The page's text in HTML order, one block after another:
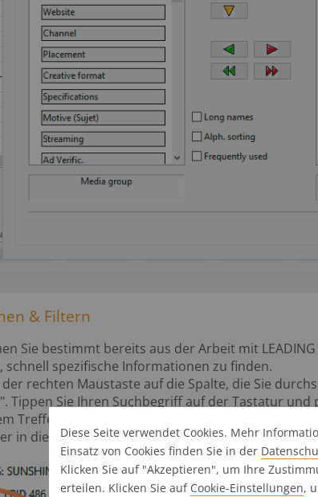
& Filtern
Sie bestimmt bereits aus der Arbeit mit
schnell spezifische Informationen zu finden.
rechten Maustaste auf die Spalte, die Sie
Tippen Sie Ihren Suchbegriff auf der Tastatur
Treffer. Wenn Sie dann in das Suchfeld im Menü
in dieser Spalte.
Diese Seite verwendet Cookies. Mehr
Einsatz von Cookies finden Sie in der
Klicken Sie auf "Akzeptieren", um Ihre
erteilen. Klicken Sie auf Cookie-Einstellungen,